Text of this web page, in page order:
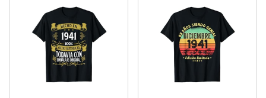
Originales Cumpleaños